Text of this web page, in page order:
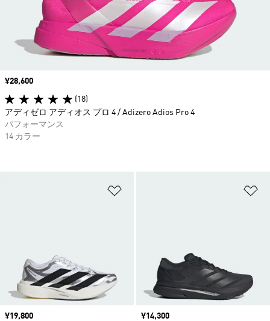
価格
¥19,800
価格
¥14,300
価格
¥28,600
(18)
アディゼロ アディオス プロ 4 / Adizero Adios Pro 4
パフォーマンス
14 カラー